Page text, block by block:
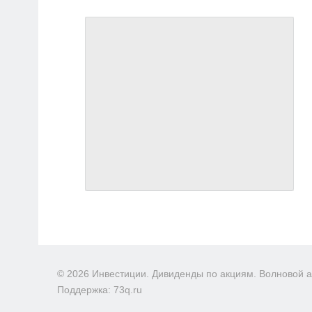
© 2026 Инвестиции. Дивиденды по акциям. Волновой
Поддержка: 73q.ru